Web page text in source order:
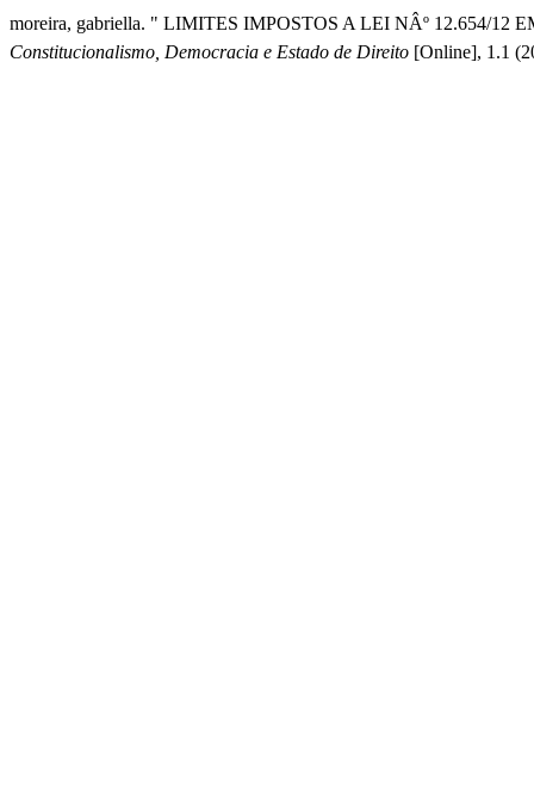
moreira, gabriella. " LIMITES IMPOSTOS A LEI NÂº 12.654/12
Constitucionalismo, Democracia e Estado de Direito [Online], 1.1